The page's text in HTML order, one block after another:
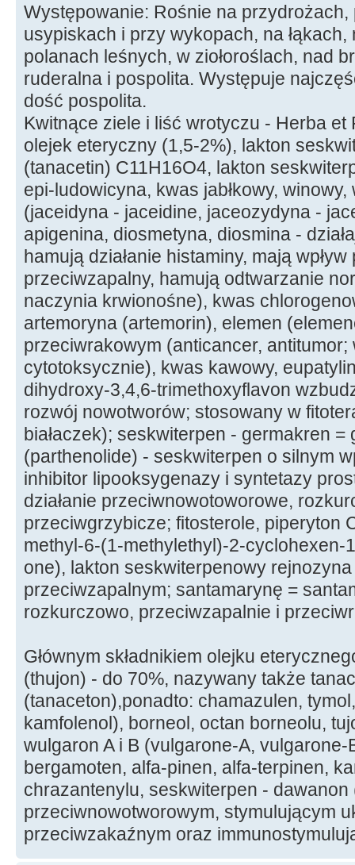
Występowanie: Rośnie na
usypiskach i przy wykopach, na
polanach leśnych, w ziołoroślach, nad
ruderalna i pospolita. Występuje
dość pospolita.
Kwitnące ziele i liść wrotyczu - Herba et
olejek eteryczny (1,5-2%), lakton
(tanacetin) C11H16O4, lakton
epi-ludowicyna, kwas jabłkowy,
(jaceidyna - jaceidine, jaceozydyna -
apigenina, diosmetyna, diosmina -
hamują działanie histaminy, mają
przeciwzapalny, hamują odtwarzanie
naczynia krwionośne), kwas
artemoryna (artemorin), elemen
przeciwrakowym (anticancer, antitumor;
cytotoksycznie), kwas kawowy,
dihydroxy-3,4,6-trimethoxyflavon
rozwój nowotworów; stosowany w
białaczek); seskwiterpen - germakren
(parthenolide) - seskwiterpen o silnym
inhibitor lipooksygenazy i syntetazy
działanie przeciwnowotoworowe,
przeciwgrzybicze; fitosterole, piperyton
methyl-6-(1-methylethyl)-2-cyclohexen-
one), lakton seskwiterpenowy
przeciwzapalnym; santamarynę =
rozkurczowo, przeciwzapalnie i
Głównym składnikiem olejku
(thujon) - do 70%, nazywany także
(tanaceton),ponadto: chamazulen,
kamfolenol), borneol, octan borneolu,
wulgaron A i B (vulgarone-A,
bergamoten, alfa-pinen, alfa-terpinen,
chrazantenylu, seskwiterpen - dawanon
przeciwnowotworowym, stymulującym
przeciwzakaźnym oraz